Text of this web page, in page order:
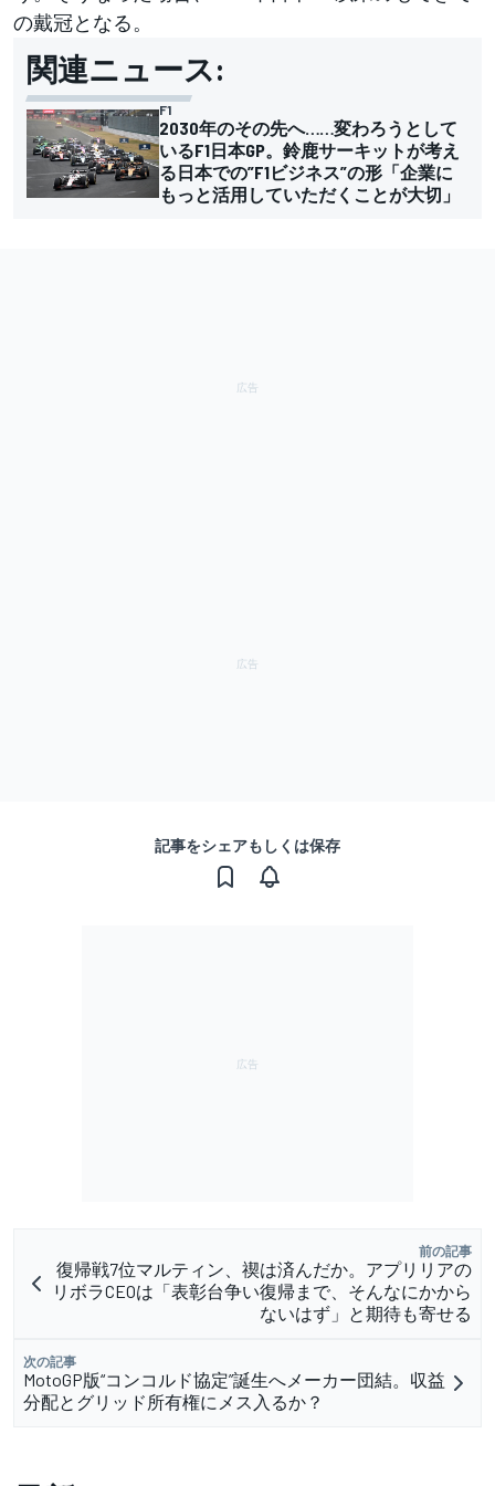
の戴冠となる。
関連ニュース:
F1
2030年のその先へ……変わろうとして
いるF1日本GP。鈴鹿サーキットが考え
る日本での”F1ビジネス”の形「企業に
もっと活用していただくことが大切」
記事をシェアもしくは保存
前の記事
復帰戦7位マルティン、禊は済んだか。アプリリアの
リボラCEOは「表彰台争い復帰まで、そんなにかから
ないはず」と期待も寄せる
次の記事
MotoGP版“コンコルド協定”誕生へメーカー団結。収益
分配とグリッド所有権にメス入るか？